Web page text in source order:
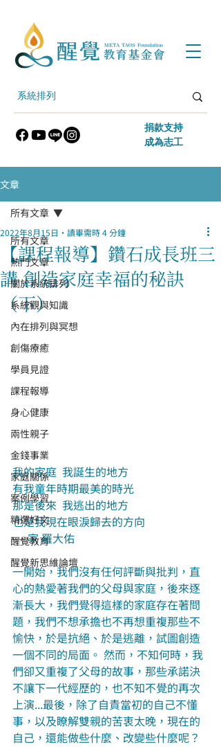
​捐款支持
​成為志工
文章
所有文章
熱門文章
關於系統排列
系統觀與知識
內在排列與冥想
創傷療癒
學員見證
課程報導
身心健康
兩性親子
金錢事業
家庭關係
案例學習
精選好文
醒覺教育
醒覺新思維論壇
所有文章
【課程報導】鑽石成長班三
講 創造家庭幸福的秘訣
（下）
2022年8月15日 讀畢需時 4 分鐘
我的家庭  我誕生的地方
有我童年時期最美的時光
那是後來  我逃出的地方
也是我現在眼淚歸去的方向
​​–– 家 羅大佑
一開始，我們沒有任何評斷與批判，直
心的熱愛著我們的父母與家庭，後來逐
漸長大，我們覺得這樣的家庭存在著問
題，我們不想承擔也不再想重複那些不
愉快，於是抗絕、於是逃離，試圖創造
一個不同的局面。 然而，不知何時，我
們卻又重複了父母的故事，那些承諾決
不讓下一代經歷的，也不知不覺的再次
上演...最後，除了自責當初的自己不懂
事，以及瞭解雙親的苦衷太晚，現在的
自己，還能做些什麼、改變些什麼呢？